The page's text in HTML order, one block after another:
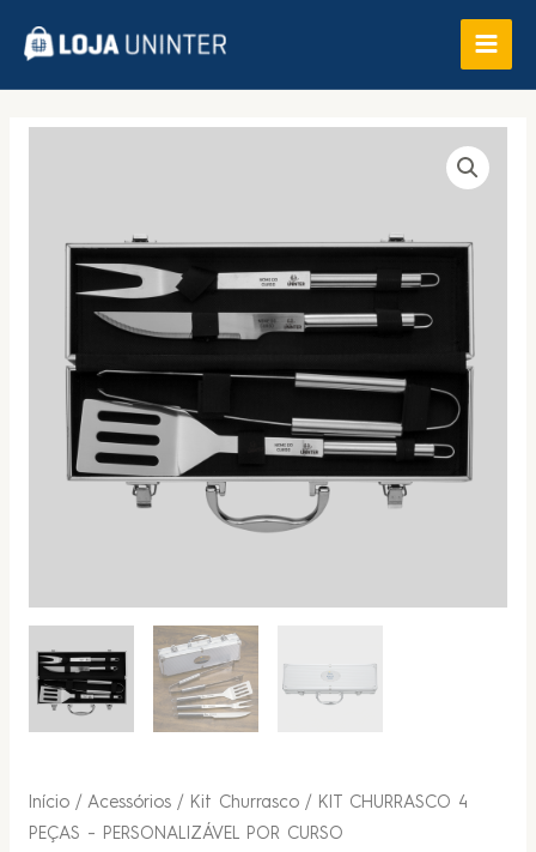
Início/ Acessórios/ Kit Churrasco/ KIT CHURRASCO 4
PEÇAS – PERSONALIZÁVEL POR CURSO